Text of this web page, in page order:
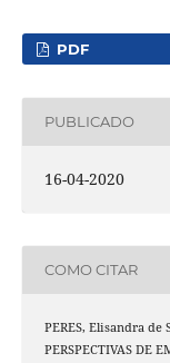
PDF
PUBLICADO
16-04-2020
COMO CITAR
PERES, Elisandra de
PERSPECTIVAS DE